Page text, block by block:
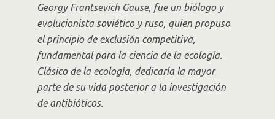
Georgy Frantsevich Gause, fue un biólogo y
evolucionista soviético y ruso, quien propuso
el principio de exclusión competitiva,
fundamental para la ciencia de la ecología.
Clásico de la ecología, dedicaría la mayor
parte de su vida posterior a la investigación
de antibióticos.